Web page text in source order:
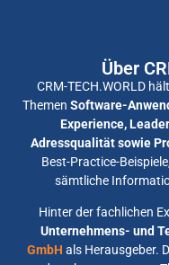
Über
CRM-TECH.WORLD
Themen Software-
Experience,
Adressqualität sowie
Best-Practice-
sämtliche
Hinter der fachlichen
Unternehmens- und
GmbH als Herausgeber.